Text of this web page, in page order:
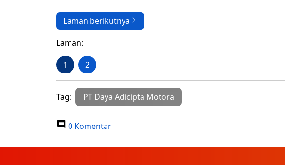
Laman berikutnya
Laman:
1 2
Tag: PT Daya Adicipta Motora
0 Komentar